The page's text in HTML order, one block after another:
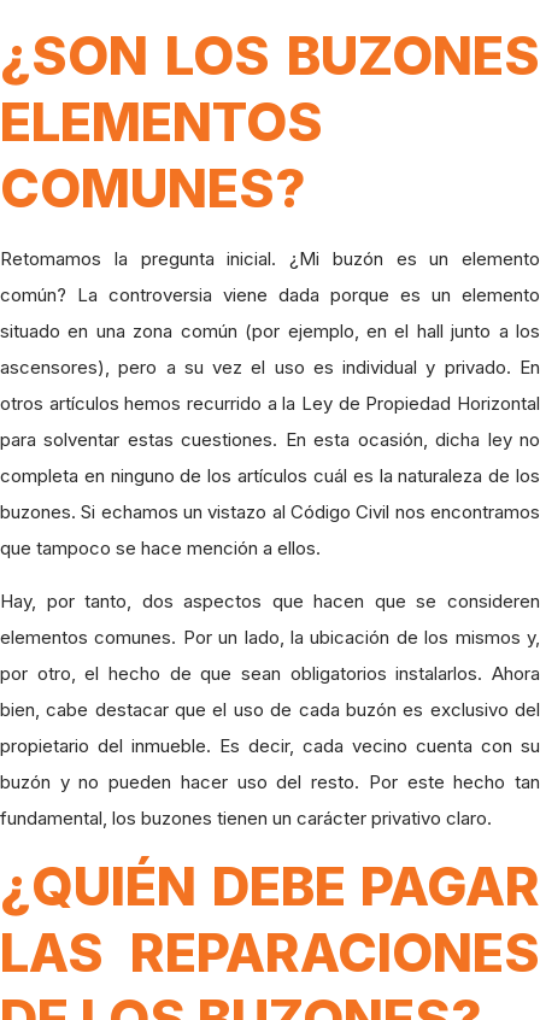
¿SON LOS BUZONES
ELEMENTOS
COMUNES?
Retomamos la pregunta inicial. ¿Mi buzón es un elemento
común? La controversia viene dada porque es un elemento
situado en una zona común (por ejemplo, en el hall junto a los
ascensores), pero a su vez el uso es individual y privado. En
otros artículos hemos recurrido a la Ley de Propiedad Horizontal
para solventar estas cuestiones. En esta ocasión, dicha ley no
completa en ninguno de los artículos cuál es la naturaleza de los
buzones. Si echamos un vistazo al Código Civil nos encontramos
que tampoco se hace mención a ellos.
Hay, por tanto, dos aspectos que hacen que se consideren
elementos comunes. Por un lado, la ubicación de los mismos y,
por otro, el hecho de que sean obligatorios instalarlos. Ahora
bien, cabe destacar que el uso de cada buzón es exclusivo del
propietario del inmueble. Es decir, cada vecino cuenta con su
buzón y no pueden hacer uso del resto. Por este hecho tan
fundamental, los buzones tienen un carácter privativo claro.
¿QUIÉN DEBE PAGAR
LAS REPARACIONES